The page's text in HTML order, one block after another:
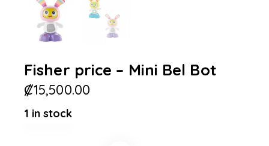
Fisher price – Mini Bel Bot
₡15,500.00
1 in stock